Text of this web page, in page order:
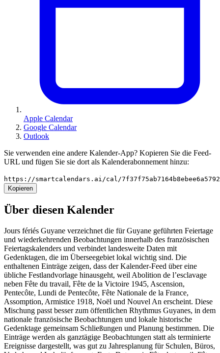
Apple Calendar
Google Calendar
Outlook
Sie verwenden eine andere Kalender-App? Kopieren Sie die Feed-
URL und fügen Sie sie dort als Kalenderabonnement hinzu:
https://smartcalendars.ai/cal/
Kopieren
Über diesen Kalender
Jours fériés Guyane verzeichnet die für Guyane geführten Feiertage
und wiederkehrenden Beobachtungen innerhalb des französischen
Feiertagskalenders und verbindet landesweite Daten mit
Gedenktagen, die im Überseegebiet lokal wichtig sind. Die
enthaltenen Einträge zeigen, dass der Kalender-Feed über eine
übliche Festlandvorlage hinausgeht, weil Abolition de l’esclavage
neben Fête du travail, Fête de la Victoire 1945, Ascension,
Pentecôte, Lundi de Pentecôte, Fête Nationale de la France,
Assomption, Armistice 1918, Noël und Nouvel An erscheint. Diese
Mischung passt besser zum öffentlichen Rhythmus Guyanes, in dem
nationale französische Beobachtungen und lokale historische
Gedenktage gemeinsam Schließungen und Planung bestimmen. Die
Einträge werden als ganztägige Beobachtungen statt als terminierte
Ereignisse dargestellt, was gut zu Jahresplanung für Schulen, Büros,